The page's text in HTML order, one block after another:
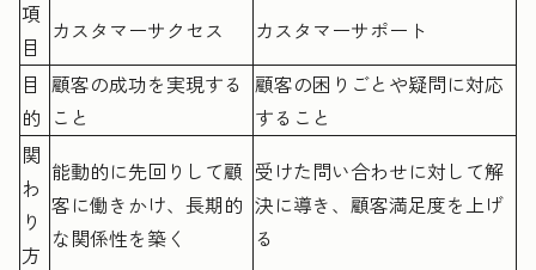
項
目
カスタマーサクセス
カスタマーサポート
目
的
顧客の成功を実現する
こと
顧客の困りごとや疑問に対応
すること
関
わ
り
方
能動的に先回りして顧
客に働きかけ、長期的
な関係性を築く
受けた問い合わせに対して解
決に導き、顧客満足度を上げ
る